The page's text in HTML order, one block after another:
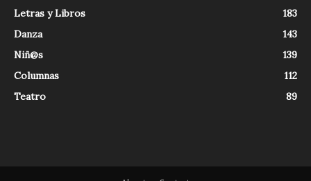
Letras y Libros
183
Danza
143
Niñ@s
139
Columnas
112
Teatro
89